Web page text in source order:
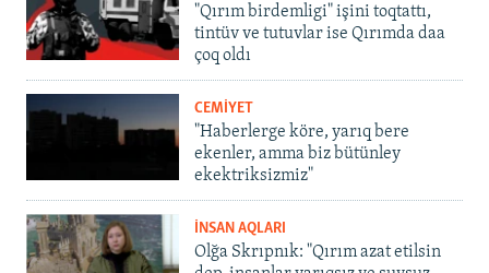
"Qırım birdemligi" işini toqtattı,
tintüv ve tutuvlar ise Qırımda daa
çoq oldı
CEMİYET
"Haberlerge köre, yarıq bere
ekenler, amma biz bütünley
ekektriksizmiz"
İNSAN AQLARI
Olğa Skrıpnık: "Qırım azat etilsin